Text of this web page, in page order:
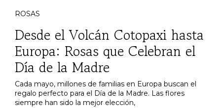
ROSAS
Desde el Volcán Cotopaxi hasta
Europa: Rosas que Celebran el
Día de la Madre
Cada mayo, millones de familias en Europa buscan el
regalo perfecto para el Día de la Madre. Las flores
siempre han sido la mejor elección,